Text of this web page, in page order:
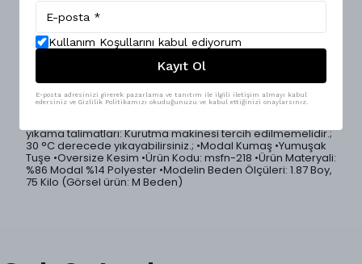
Ürün Açıklaması
Hafif ve rahat bir stil için ideal! Modal kumaşı sayesinde
serin tutan bu salaş modal erkek gömlek, yumuşak
dokusuyla gün boyu konfor sağlar.; Rahat kesimi ile
özgürce hareket etmeni sağlar.; 5 farklı renk seçeneği ile
geniş kombin imkanı sunar.; Sokak modası ve casual
kombinler için mükemmel seçim! •Ürünlerimiz Mesfeno
yıkama talimatları: Kurutma makinesi tercih edilmemelidir.;
30 °C derecede yıkayabilirsiniz.; •Modal Kumaş •Yumuşak
Tuşe •Oversize Kesim •Ürün Kodu: msfn-218 •Ürün Materyali:
%86 Modal %14 Polyester •Modelin Beden Ölçüleri: 1.87 Boy,
75 Kilo (Görsel ürün: M Beden)
Kullanım Koşullarını kabul ediyorum
Kayıt Ol
E-posta adresinizi girerek pazarlama ve tanıtım ile ilgili iletişim almayı kabul
edersiniz ve Gizlilik Politikamızı okuduğunuzu ve kabul ettiğinizi onaylarsınız.